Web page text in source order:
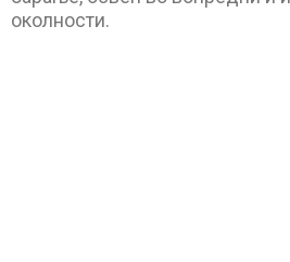
околности.